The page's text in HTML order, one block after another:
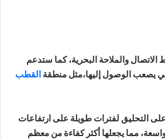
والملاحة البحرية، كما ستدعم
يصعب الوصول إليها،مثل منطقة القطب
التحليق لفترات طويلة على ارتفاعات
مما يجعلها أكثر كفاءة من معظم